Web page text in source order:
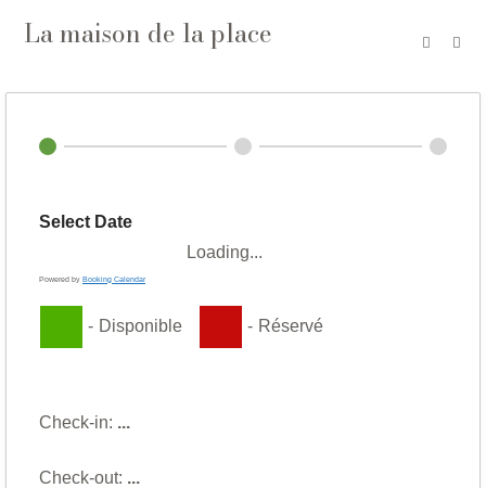
La maison de la place
Select Date
Loading...
Powered by Booking Calendar
- Disponible - Réservé
Check-in: ...
Check-out: ...